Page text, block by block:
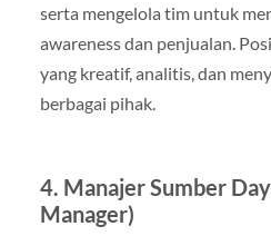
serta mengelola tim untuk
awareness dan penjualan.
yang kreatif, analitis, dan
berbagai pihak.
4. Manajer Sumber
Manager)